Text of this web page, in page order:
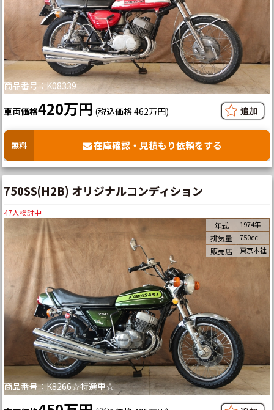
商品番号：K08339
車両価格420万円 (税込価格 462万円)
無料 在庫確認・見積もり依頼をする
750SS(H2B) オリジナルコンディション
47人検討中
商品番号：K8266☆特選車☆
年式 1974年
排気量 750cc
販売店 東京本社